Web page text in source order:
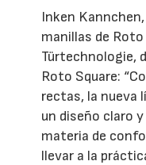
Inken
manillas de
Türtechnologie,
Roto Square:
rectas, la nueva
un diseño claro
materia de
llevar a la